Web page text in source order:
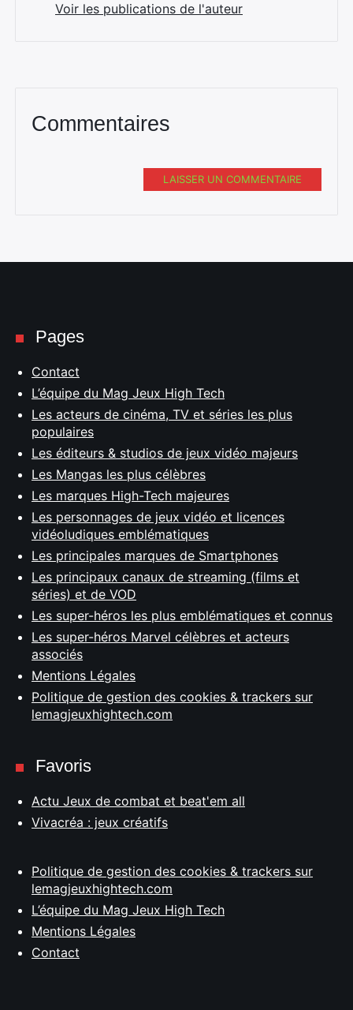
Voir les publications de l'auteur
Commentaires
LAISSER UN COMMENTAIRE
Pages
Contact
L’équipe du Mag Jeux High Tech
Les acteurs de cinéma, TV et séries les plus
populaires
Les éditeurs & studios de jeux vidéo majeurs
Les Mangas les plus célèbres
Les marques High-Tech majeures
Les personnages de jeux vidéo et licences
vidéoludiques emblématiques
Les principales marques de Smartphones
Les principaux canaux de streaming (films et
séries) et de VOD
Les super-héros les plus emblématiques et connus
Les super-héros Marvel célèbres et acteurs
associés
Mentions Légales
Politique de gestion des cookies & trackers sur
lemagjeuxhightech.com
Favoris
Actu Jeux de combat et beat'em all
Vivacréa : jeux créatifs
Politique de gestion des cookies & trackers sur
lemagjeuxhightech.com
L’équipe du Mag Jeux High Tech
Mentions Légales
Contact